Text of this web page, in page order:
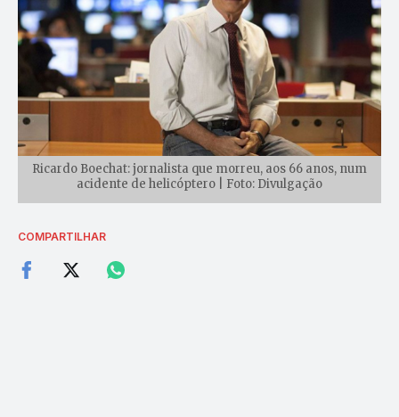
Ricardo Boechat: jornalista que morreu, aos 66 anos, num
acidente de helicóptero | Foto: Divulgação
COMPARTILHAR